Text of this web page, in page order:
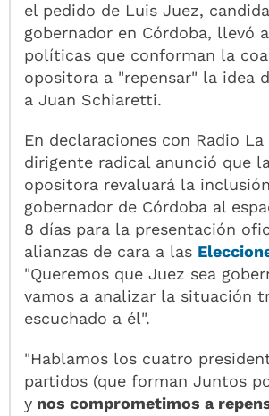
el pedido de Luis Juez,
gobernador en Córdoba, llevó
políticas que conforman la
opositora a "repensar" la idea
a Juan Schiaretti.
En declaraciones con Radio La
dirigente radical anunció que
opositora revaluará la
gobernador de Córdoba al
8 días para la presentación
alianzas de cara a las
"Queremos que Juez sea
vamos a analizar la situación
escuchado a él".
"Hablamos los cuatro
partidos (que forman Juntos
y nos comprometimos a